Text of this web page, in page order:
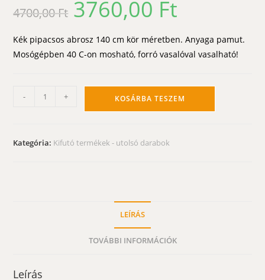
4700,00Ft price
was:
3760,00 Ft
Kék pipacsos abrosz 140 cm kör méretben. Anyaga pamut.
Mosógépben 40 C-on mosható, forró vasalóval vasalható!
- + KOSÁRBA TESZEM
Kategória: Kifutó termékek - utolsó darabok
LEÍRÁS
TOVÁBBI INFORMÁCIÓK
Leírás